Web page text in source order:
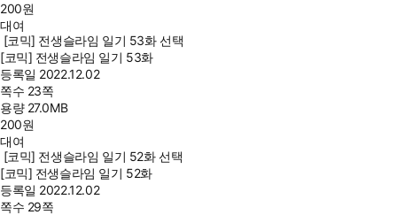
200원
대여
[코믹] 전생슬라임 일기 53화 선택
[코믹] 전생슬라임 일기 53화
등록일 2022.12.02
쪽수 23쪽
용량 27.0MB
200원
대여
[코믹] 전생슬라임 일기 52화 선택
[코믹] 전생슬라임 일기 52화
등록일 2022.12.02
쪽수 29쪽